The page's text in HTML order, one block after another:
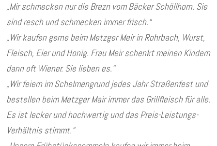
„Mir schmecken nur die Brezn vom Bäcker Schöllhorn. Sie
sind resch und schmecken immer frisch.“
„Wir kaufen gerne beim Metzger Meir in Rohrbach, Wurst,
Fleisch, Eier und Honig. Frau Meir schenkt meinen Kindern
dann oft Wiener. Sie lieben es.“
„Wir feiern im Schelmengrund jedes Jahr Straßenfest und
bestellen beim Metzger Mair immer das Grillfleisch für alle.
Es ist lecker und hochwertig und das Preis-Leistungs-
Verhältnis stimmt.“